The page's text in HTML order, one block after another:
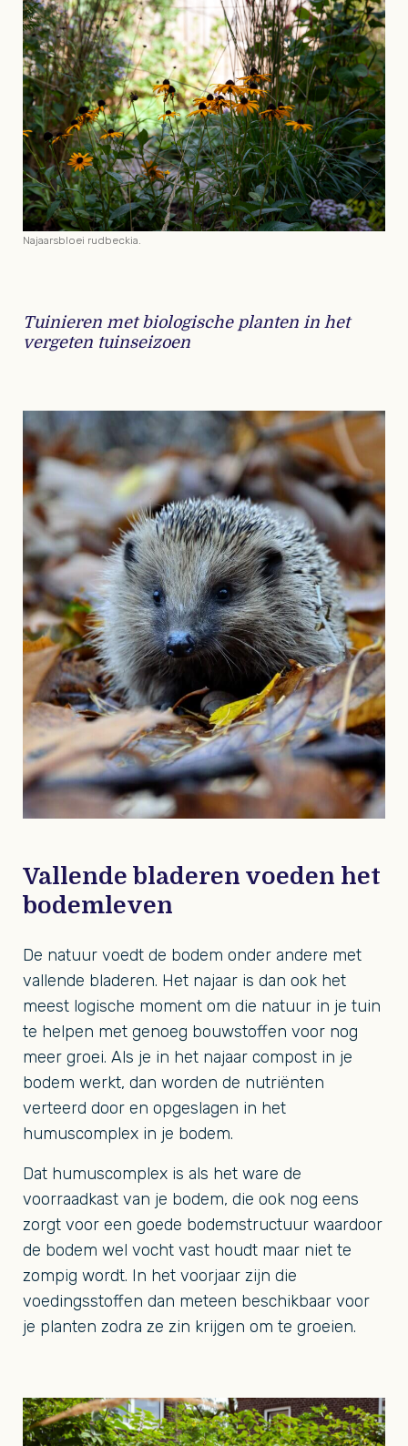
Najaarsbloei rudbeckia.
Tuinieren met biologische planten in het
vergeten tuinseizoen
Vallende bladeren voeden het
bodemleven
De natuur voedt de bodem onder andere met
vallende bladeren. Het najaar is dan ook het
meest logische moment om die natuur in je tuin
te helpen met genoeg bouwstoffen voor nog
meer groei. Als je in het najaar compost in je
bodem werkt, dan worden de nutriënten
verteerd door en opgeslagen in het
humuscomplex in je bodem.
Dat humuscomplex is als het ware de
voorraadkast van je bodem, die ook nog eens
zorgt voor een goede bodemstructuur waardoor
de bodem wel vocht vast houdt maar niet te
zompig wordt. In het voorjaar zijn die
voedingsstoffen dan meteen beschikbaar voor
je planten zodra ze zin krijgen om te groeien.